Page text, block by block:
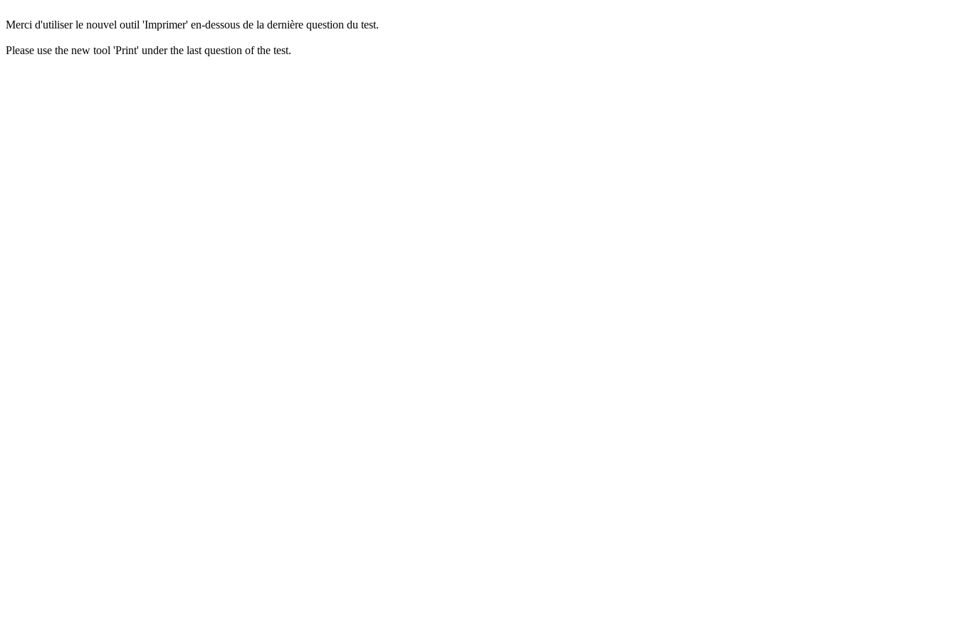
Merci d'utiliser le nouvel outil 'Imprimer' en-dessous de la dernière question du test.
Please use the new tool 'Print' under the last question of the test.